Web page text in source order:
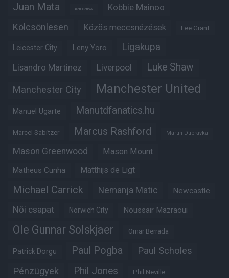
Juan Mata Karl Darlow Kobbie Mainoo
Kölcsönlesen Közös meccsnézések Lee Grant
Leicester City Leny Yoro Ligakupa
Lisandro Martinez Liverpool Luke Shaw
Manchester City Manchester United
Manuel Ugarte Manutdfanatics.hu
Marcel Sabitzer Marcus Rashford Martin Dubravka
Mason Greenwood Mason Mount
Matheus Cunha Matthijs de Ligt
Michael Carrick Nemanja Matic Newcastle
Női csapat Norwich City Noussair Mazraoui
Ole Gunnar Solskjaer Omar Berrada
Patrick Dorgu Paul Pogba Paul Scholes
Pénzügyek Phil Jones Phil Neville